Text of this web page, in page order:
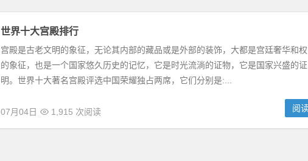
世界十大宫殿排行
宫殿是古老文明的象征，无论其内部的藏品或是外部的装饰，大都是宫廷奢华和
的象征，也是一个国家悠久历史的记忆，它是时光流淌的证物，它是国家兴盛的证
明。世界十大著名宫殿评选中国荣耀独占两席，它们分别是:...
07月04日 1,915 次阅读 阅